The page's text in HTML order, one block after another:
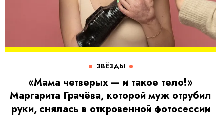
ЗВЁЗДЫ
«Мама четверых — и такое тело!»
Маргарита Грачёва, которой муж отрубил
руки, снялась в откровенной фотосессии